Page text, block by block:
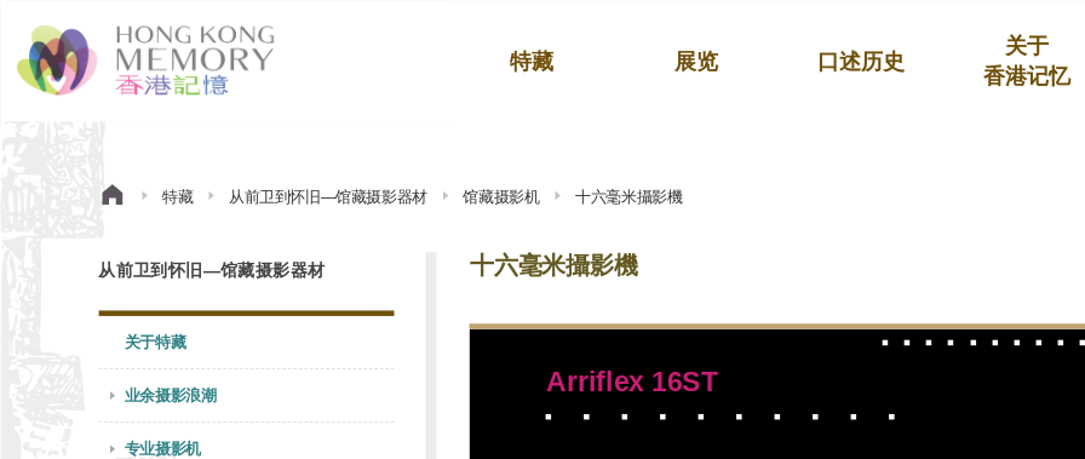
特藏 展览 口述历史
关于
香港记忆
特藏 从前卫到怀旧—馆藏摄影器材 馆藏摄影机 十六毫米攝影機
从前卫到怀旧—馆藏摄影器材
关于特藏
业余摄影浪潮
专业摄影机
十六毫米攝影機
Arriflex 16ST